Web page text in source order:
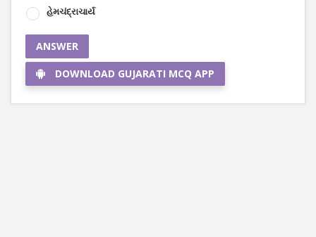
હેમચંદ્રાચાર્ય
ANSWER
DOWNLOAD GUJARATI MCQ APP